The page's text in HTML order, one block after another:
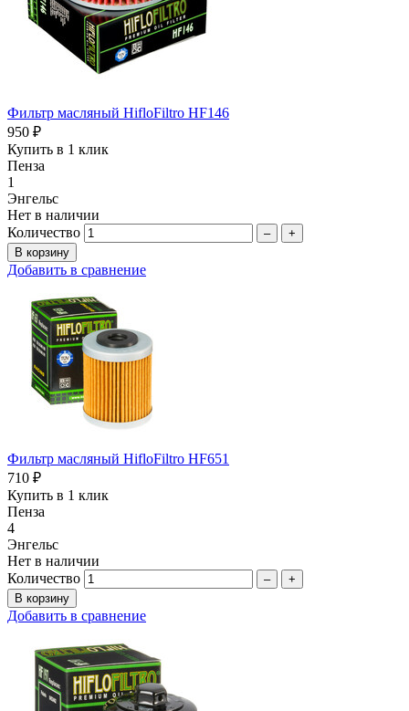
Фильтр масляный HifloFiltro HF146
950 ₽
Купить в 1 клик
Пенза
1
Энгельс
Нет в наличии
Количество
– +
Добавить в сравнение
Фильтр масляный HifloFiltro HF651
710 ₽
Купить в 1 клик
Пенза
4
Энгельс
Нет в наличии
Количество
– +
Добавить в сравнение